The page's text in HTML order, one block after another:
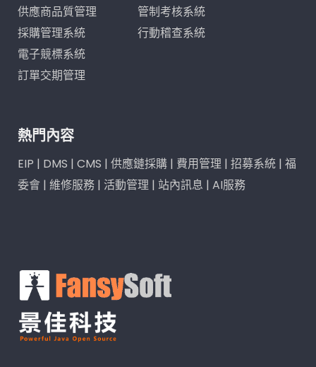
供應商品質管理
採購管理系統
電子競標系統
訂單交期管理
管制考核系統
行動稽查系統
熱門內容
EIP | DMS | CMS | 供應鏈採購| 費用管理| 招募系統| 福
委會| 維修服務| 活動管理| 站內訊息 | AI服務